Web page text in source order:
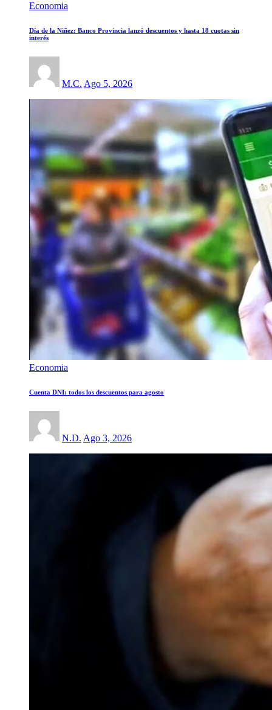
Economia
Día de la Niñez: Banco Provincia lanzó descuentos y hasta 18 cuotas sin
interés
M.C. Ago 5, 2026
Economia
Cuenta DNI: todos los descuentos para agosto
N.D. Ago 3, 2026